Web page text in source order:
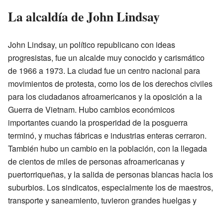
La alcaldía de John Lindsay
John Lindsay, un político republicano con ideas
progresistas, fue un alcalde muy conocido y carismático
de 1966 a 1973. La ciudad fue un centro nacional para
movimientos de protesta, como los de los derechos civiles
para los ciudadanos afroamericanos y la oposición a la
Guerra de Vietnam. Hubo cambios económicos
importantes cuando la prosperidad de la posguerra
terminó, y muchas fábricas e industrias enteras cerraron.
También hubo un cambio en la población, con la llegada
de cientos de miles de personas afroamericanas y
puertorriqueñas, y la salida de personas blancas hacia los
suburbios. Los sindicatos, especialmente los de maestros,
transporte y saneamiento, tuvieron grandes huelgas y